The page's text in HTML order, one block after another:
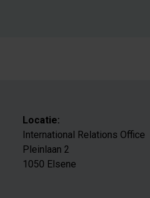
Locatie:
International Relations Office
Pleinlaan 2
1050 Elsene